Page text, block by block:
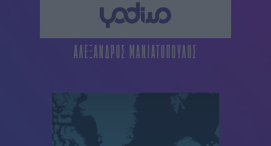
ΑΛΕΞΑΝΔΡΟΣ ΜΑΝΙΑΤΟΠΟΥΛΟΣ